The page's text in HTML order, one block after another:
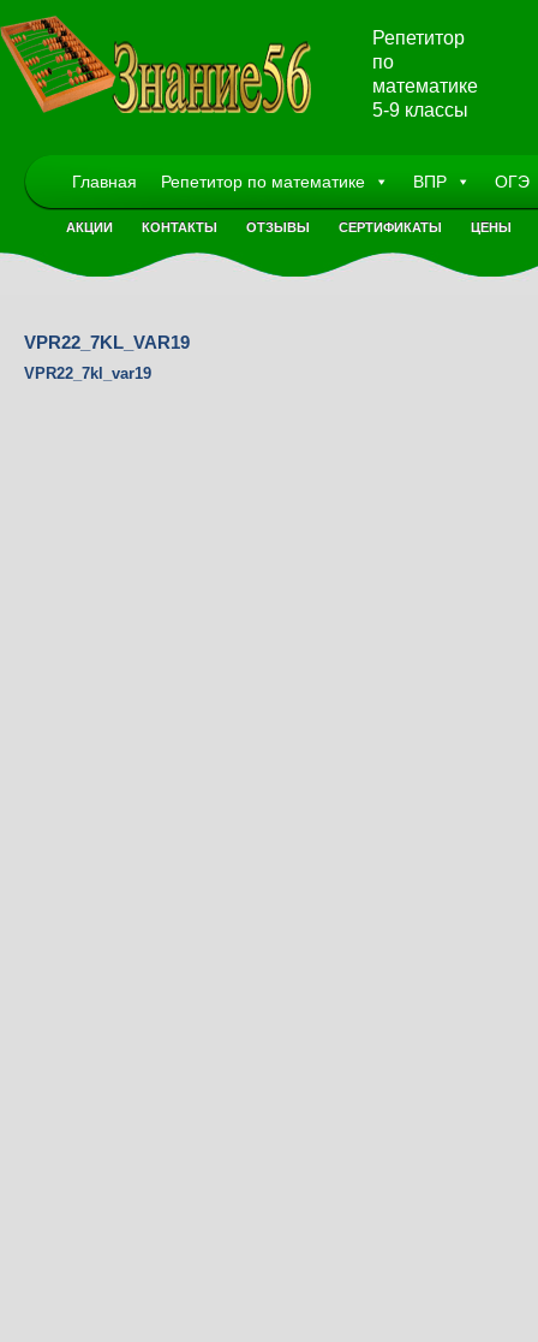
Репетитор
по
математике
5-9 классы
Главная Репетитор по математике ВПР ОГЭ
АКЦИИ КОНТАКТЫ ОТЗЫВЫ СЕРТИФИКАТЫ ЦЕНЫ
VPR22_7KL_VAR19
VPR22_7kl_var19